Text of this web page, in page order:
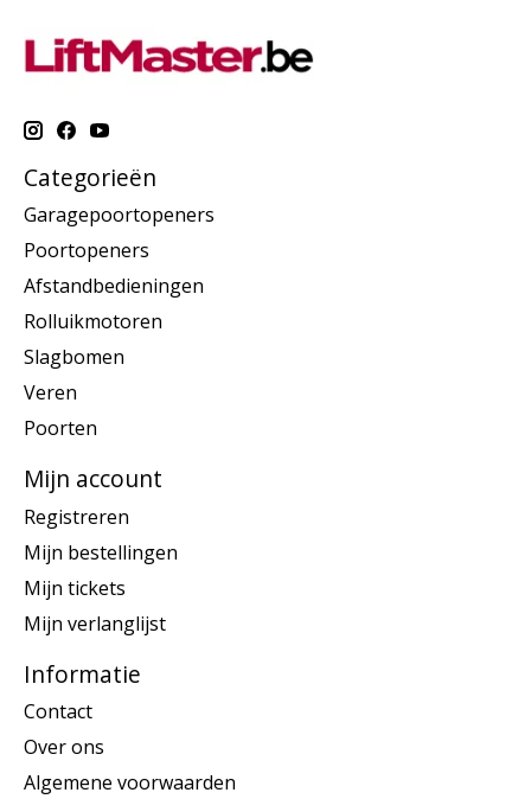
Categorieën
Garagepoortopeners
Poortopeners
Afstandbedieningen
Rolluikmotoren
Slagbomen
Veren
Poorten
Mijn account
Registreren
Mijn bestellingen
Mijn tickets
Mijn verlanglijst
Informatie
Contact
Over ons
Algemene voorwaarden